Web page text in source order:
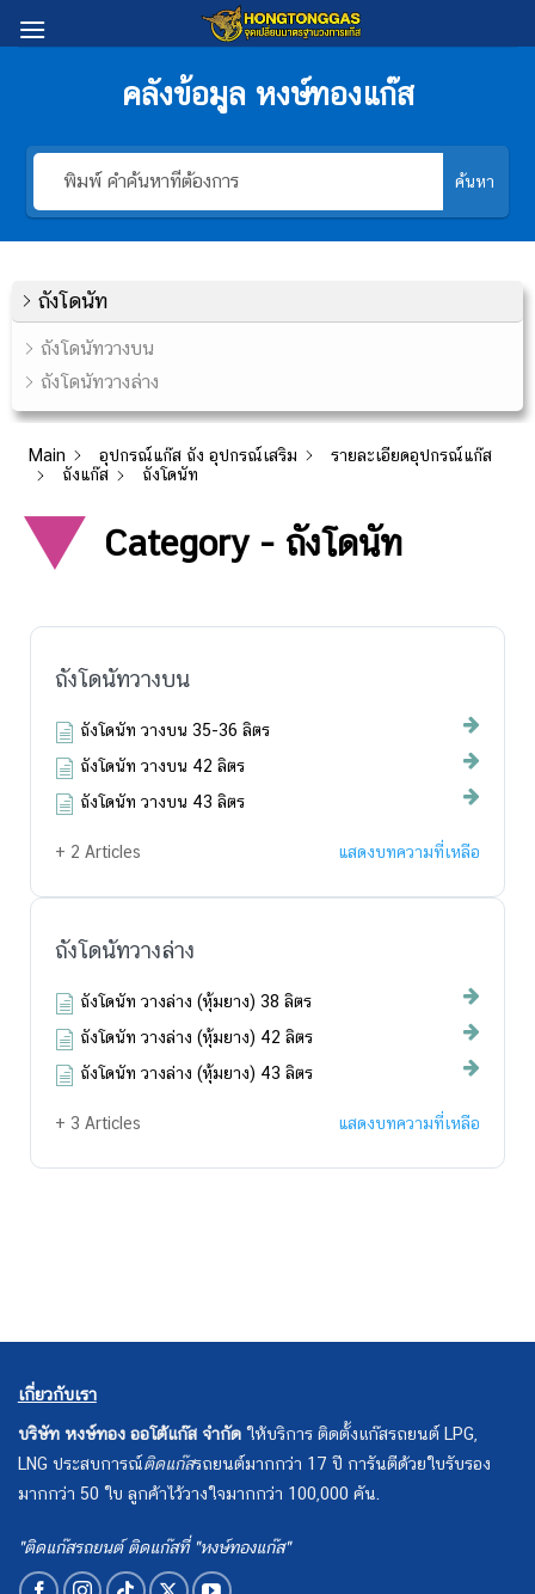
to
คลังข้อมูล หงษ์ทองแก๊ส
ค้นหา
ถังโดนัท
ถังโดนัทวางบน
ถังโดนัทวางล่าง
Main อุปกรณ์แก๊ส ถัง อุปกรณ์เสริม
รายละเอียดอุปกรณ์แก๊ส
ถังแก๊ส
ถังโดนัท
Category - ถังโดนัท
ถังโดนัทวางบน
ถังโดนัท วางบน 35-36 ลิตร
ถังโดนัท วางบน 42 ลิตร
ถังโดนัท วางบน 43 ลิตร
+ 2 Articles แสดงบทความที่เหลือ
ถังโดนัทวางล่าง
ถังโดนัท วางล่าง (หุ้มยาง) 38 ลิตร
ถังโดนัท วางล่าง (หุ้มยาง) 42 ลิตร
ถังโดนัท วางล่าง (หุ้มยาง) 43 ลิตร
+ 3 Articles แสดงบทความที่เหลือ
เกี่ยวกับเรา
บริษัท หงษ์ทอง ออโต้แก๊ส จำกัด ให้บริการ ติดตั้งแก๊สรถยนต์ LPG,
LNG ประสบการณ์ติดแก๊สรถยนต์มากกว่า 17 ปี การันตีด้วยใบรับรอง
มากกว่า 50 ใบ ลูกค้าไว้วางใจมากกว่า 100,000 คัน.
"ติดแก๊สรถยนต์ ติดแก๊สที่ "หงษ์ทองแก๊ส"